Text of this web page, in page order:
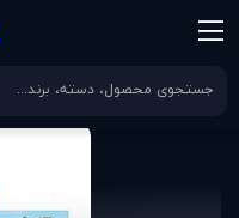
صفحه اصلی مقالات رازهای